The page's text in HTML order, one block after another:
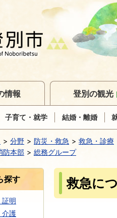
情報
子育て・就学 結婚・離婚
登別の観光
分野 防災・救急
救急・診療
防本部 総務グループ
救急に
探す
証明
介護